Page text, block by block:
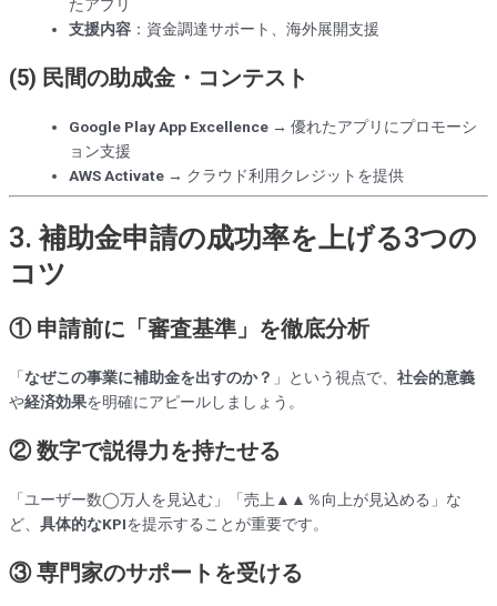
たアプリ
支援内容：資金調達サポート、海外展開支援
(5) 民間の助成金・コンテスト
Google Play App Excellence→ 優れたアプリにプロモーシ
ョン支援
AWS Activate→ クラウド利用クレジットを提供
3. 補助金申請の成功率を上げる3つの
コツ
① 申請前に「審査基準」を徹底分析
「 なぜこの事業に補助金を出すのか？ 」という視点で、 社会的意義
や経済効果を明確にアピールしましょう。
② 数字で説得力を持たせる
「ユーザー数◯万人を見込む」「売上▲▲％向上が見込める」な
ど、 具体的なKPIを提示することが重要です。
③ 専門家のサポートを受ける